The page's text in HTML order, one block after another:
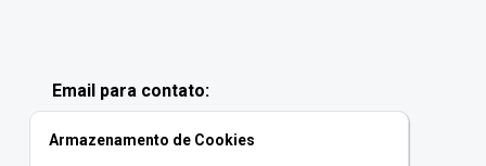
Email para contato:
Armazenamento de Cookies